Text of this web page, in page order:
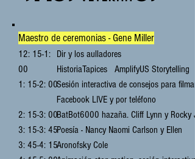
Maestro de ceremonias - Gene Miller
12: 15-1:
00
1: 15-2: 00
2: 15-3: 00
3: 15-3: 45
3: 45-4: 15
Dir y los aulladores
HistoriaTapices
AmplifyUS Storytelling
Sesión interactiva de consejos para filmar
Facebook LIVE y por teléfono
BatBot6000 hazaña. Cliff Lynn y Rocky
Poesía - Nancy Naomi Carlson y Ellen
Aronofsky Cole